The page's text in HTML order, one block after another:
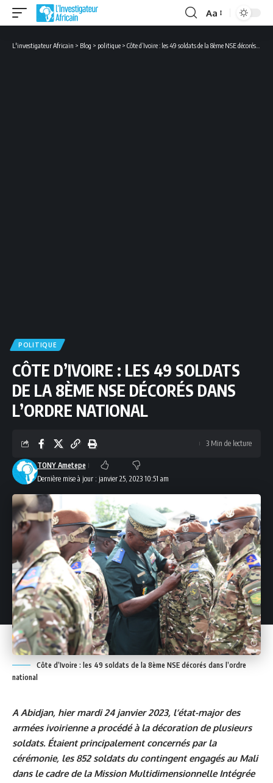
Font
Aa
L'investigateur Africain > Blog > politique > Côte d’Ivoire : les 49 soldats de la 8ème NSE décorés dans l’ordre national
POLITIQUE
CÔTE D’IVOIRE : LES 49 SOLDATS
DE LA 8ÈME NSE DÉCORÉS DANS
L’ORDRE NATIONAL
Dernière mise à jour : janvier 25, 2023 10:51 am
TONY Ametepe
3 Min de lecture
Côte d’Ivoire : les 49 soldats de la 8ème NSE décorés dans l’ordre
national
A Abidjan, hier mardi 24 janvier 2023, l’état-major des
armées ivoirienne a procédé à la décoration de plusieurs
soldats. Étaient principalement concernés par la
cérémonie, les 852 soldats du contingent engagés au Mali
dans le cadre de la Mission Multidimensionnelle Intégrée